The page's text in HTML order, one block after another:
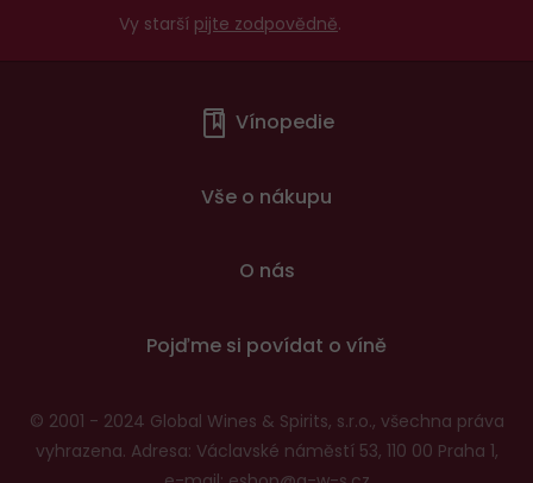
Vy starší pijte zodpovědně.
Vínopedie
Vše o nákupu
O nás
Pojďme si povídat o víně
© 2001 - 2024 Global Wines & Spirits, s.r.o., všechna práva
vyhrazena. Adresa: Václavské náměstí 53, 110 00 Praha 1,